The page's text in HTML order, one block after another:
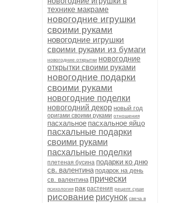
технике макраме
новогодние игрушки
своими руками
новогодние игрушки
своими руками из бумаги
новогодние открытки новогодние
открытки своими руками
новогодние подарки
своими руками
новогодние поделки
новогодний декор новый год
оригами своими руками отношения
пасхальное пасхальное яйцо
пасхальные подарки
своими руками
пасхальные поделки
плетеная бусина подарки ко дню
св. валентина подарок на день
св. валентина прически
психология рак растения рецепт суши
рисование рисунок свеча в